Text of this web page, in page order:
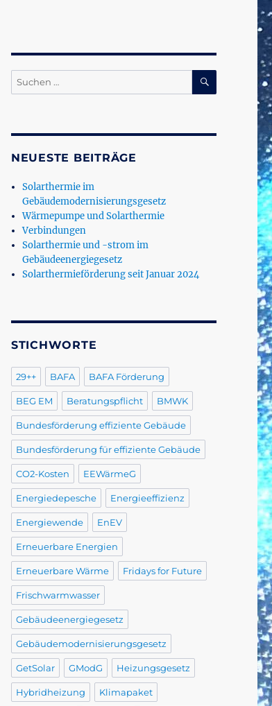
Suchen
nach:
SUCHEN
NEUESTE BEITRÄGE
Solarthermie im
Gebäudemodernisierungsgesetz
Wärmepumpe und Solarthermie
Verbindungen
Solarthermie und -strom im
Gebäudeenergiegesetz
Solarthermieförderung seit Januar 2024
STICHWORTE
29++ BAFA BAFA Förderung
BEG EM Beratungspflicht BMWK
Bundesförderung effiziente Gebäude
Bundesförderung für effiziente Gebäude
CO2-Kosten EEWärmeG
Energiedepesche Energieeffizienz
Energiewende EnEV
Erneuerbare Energien
Erneuerbare Wärme Fridays for Future
Frischwarmwasser
Gebäudeenergiegesetz
Gebäudemodernisierungsgesetz
GetSolar GModG Heizungsgesetz
Hybridheizung Klimapaket